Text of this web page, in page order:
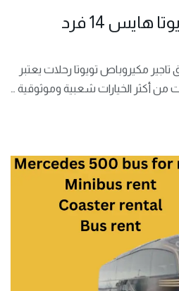
ايجار ميكروباص تويوتا هايس 14 فرد
تاجير مكيروباص تويوتا رحلات يعتبر
من أكثر الخيارات شعبية وموثوقية …